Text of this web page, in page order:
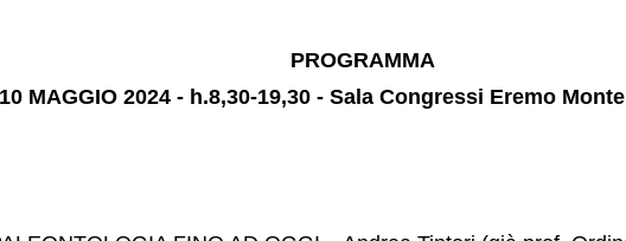
PROGRAMMA
10 MAGGIO 2024 - h.8,30-19,30 - Sala Congressi Eremo